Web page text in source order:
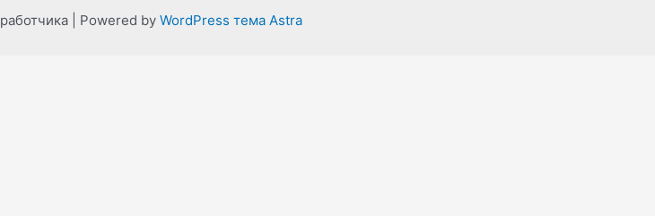
| Powered by WordPress тема Astra